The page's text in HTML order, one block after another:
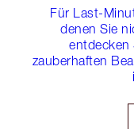
Für Last-
denen Sie
entdecken
zauberhaften